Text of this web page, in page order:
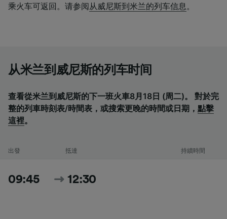
乘火车可返回。请参阅从威尼斯到米兰的列车信息 。
从米兰到威尼斯的列车时间
查看從米兰到威尼斯的下一班火車8月18日 (周二)。 對於完
整的列車時刻表/時間表，或搜索更晚的時間或日期， 點擊
這裡。
出發 抵達 持續時間
09:45 12:30